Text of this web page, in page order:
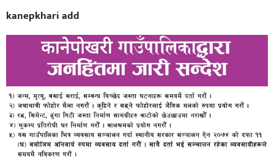
kanepkhari add